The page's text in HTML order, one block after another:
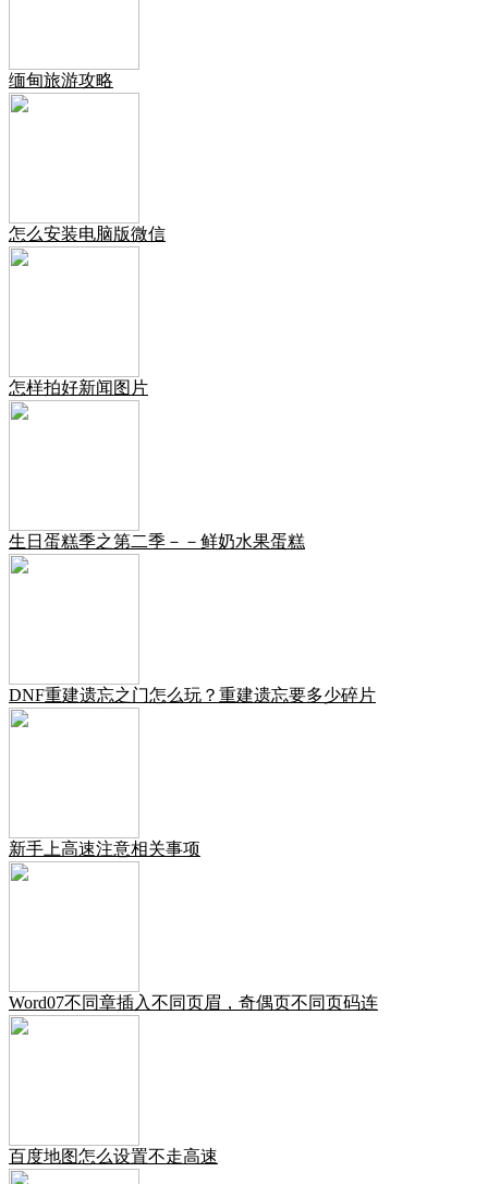
缅甸旅游攻略
怎么安装电脑版微信
怎样拍好新闻图片
生日蛋糕季之第二季－－鲜奶水果蛋糕
DNF重建遗忘之门怎么玩？重建遗忘要多少碎片
新手上高速注意相关事项
Word07不同章插入不同页眉，奇偶页不同页码连
百度地图怎么设置不走高速